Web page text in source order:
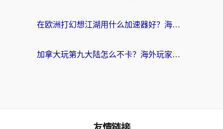
在欧洲打幻想江湖用什么加速器好？海外玩家国服游戏畅玩指南
加拿大玩第九大陆怎么不卡？海外玩家国服游戏加速全攻略（附足球世界萤火突击实测）